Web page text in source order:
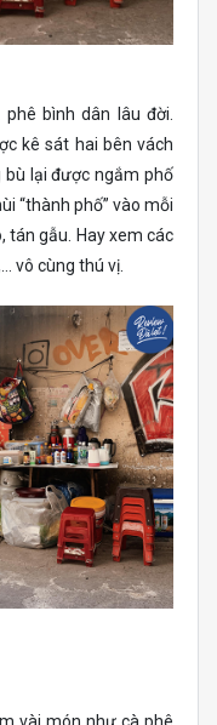
bình dân lâu đời.
kê sát hai bên vách
bù lại được ngắm phố
“thành phố” vào mỗi
tán gẫu. Hay xem các
vô cùng thú vị.